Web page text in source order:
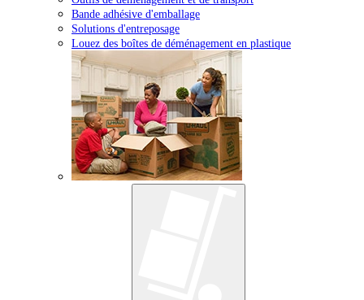
Bande adhésive d'emballage
Solutions d'entreposage
Louez des boîtes de déménagement en plastique